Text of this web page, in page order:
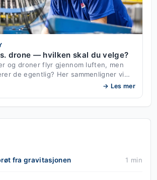
drone — hvilken skal du velge?
og droner flyr gjennom luften, men
de egentlig? Her sammenligner vi…
→ Les mer
fra gravitasjonen 1 min